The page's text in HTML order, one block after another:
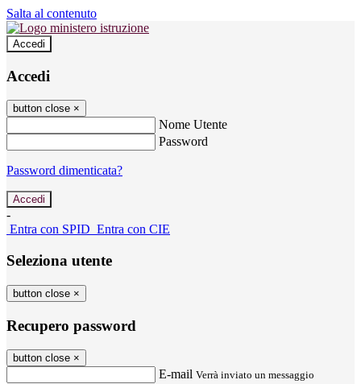
Salta al contenuto
Accedi
Accedi
button close ×
Nome Utente
Password
Password dimenticata?
-
Entra con SPID Entra con CIE
Seleziona utente
button close ×
Recupero password
button close ×
E-mail Verrà inviato un messaggio